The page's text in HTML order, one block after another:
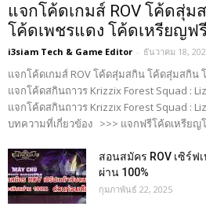
แจกโค้ดเกมส์ ROV โค้ดสุ่
โค้ดเพชรแดง โค้ดเหรียญฟ
i3siam Tech & Game Editor - ธันวาคม 18,
แจกโค้ดเกมส์ ROV โค้ดสุ่มสกิน โค้ดสุ่มสกิน
แจกโค้ดสกินถาวร Krizzix Forest Squad :
แจกโค้ดสกินถาวร Krizzix Forest Squad :
บทความที่เกี่ยวข้อง >>> แจกฟรีโค้ดเหรียญโ
สอนสมัคร ROV เซิร์ฟ
ผ่าน 100%
กุมภาพันธ์ 22, 2025